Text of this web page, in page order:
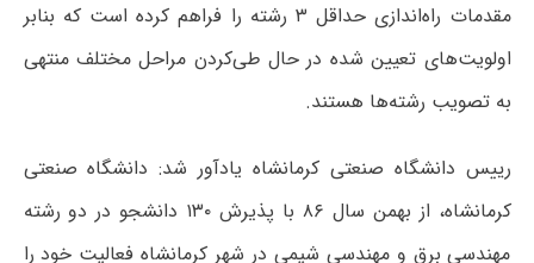
مقدمات راه‌اندازی حداقل ۳ رشته را فراهم کرده است که بنابر
اولویت‌های تعیین شده در حال طی‌کردن مراحل مختلف منتهی
به تصویب رشته‌ها هستند.
رییس دانشگاه صنعتی کرمانشاه یادآور شد: دانشگاه صنعتی
کرمانشاه، از بهمن سال ۸۶ با پذیرش ۱۳۰ دانشجو در دو رشته
مهندسی برق و مهندسی شیمی در شهر کرمانشاه فعالیت خود را